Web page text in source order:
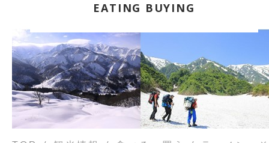
EATING BUYING